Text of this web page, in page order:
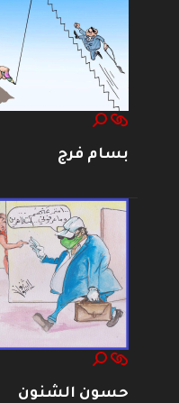
بسام فرج
حسون الشنون